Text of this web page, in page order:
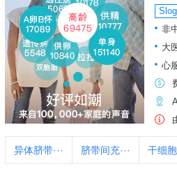
非
大
心
异体脐带··· 脐带间充··· 干细胞